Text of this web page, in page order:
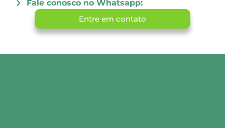
Fale conosco no Whatsapp:
Entre em contato